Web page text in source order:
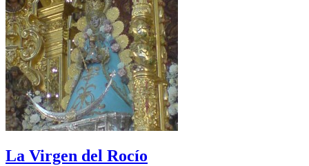
La Virgen del Rocío